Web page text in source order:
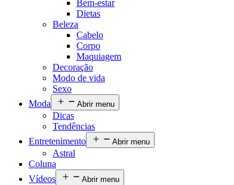
Bem-estar
Dietas
Beleza
Cabelo
Corpo
Maquiagem
Decoração
Modo de vida
Sexo
Moda
Abrir menu
Dicas
Tendências
Entretenimento
Abrir menu
Astral
Coluna
Vídeos
Abrir menu